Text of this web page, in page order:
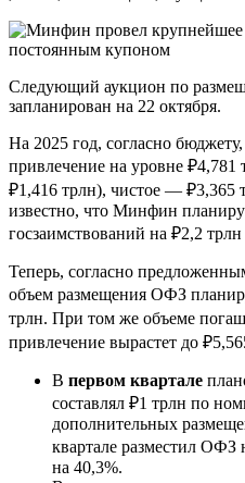
Следующий аукцион по
запланирован на 22 октября.
На 2025 год, согласно
привлечение на уровне
₽1,416 трлн), чистое — ₽3,365
известно, что Минфин
госзаимствований на ₽2,2
Теперь, согласно
объем размещения ОФЗ
трлн. При том же объеме
привлечение вырастет до
В первом квартале
составлял ₽1 трлн по
дополнительных
квартале разместил ОФЗ
на 40,3%.